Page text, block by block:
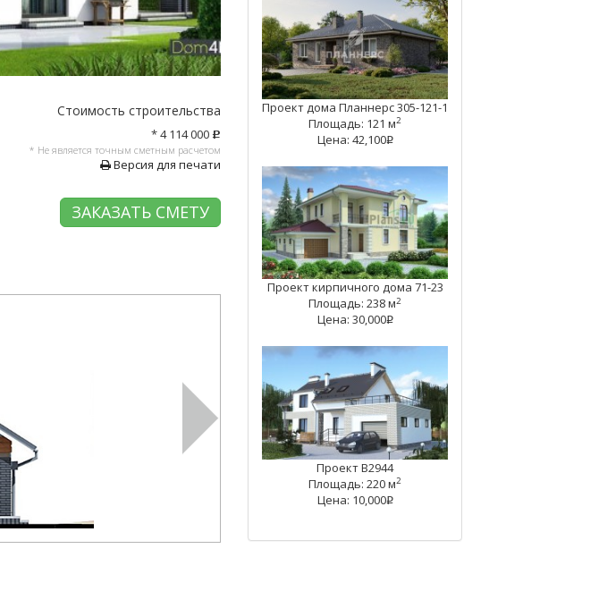
Стоимость строительства
* 4 114 000 c
* Не является точным сметным расчетом
Версия для печати
ЗАКАЗАТЬ СМЕТУ
Проект дома Планнерс 305-121-1
Площадь: 121 м2
Цена: 42,100q
Проект кирпичного дома 71-23
Площадь: 238 м2
Цена: 30,000q
Проект В2944
Площадь: 220 м2
Цена: 10,000q